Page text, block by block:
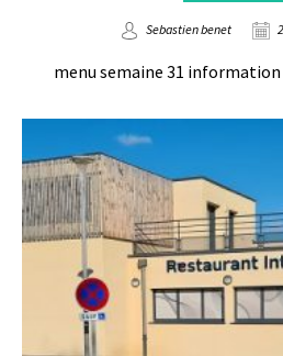
Sebastien benet
menu semaine 31